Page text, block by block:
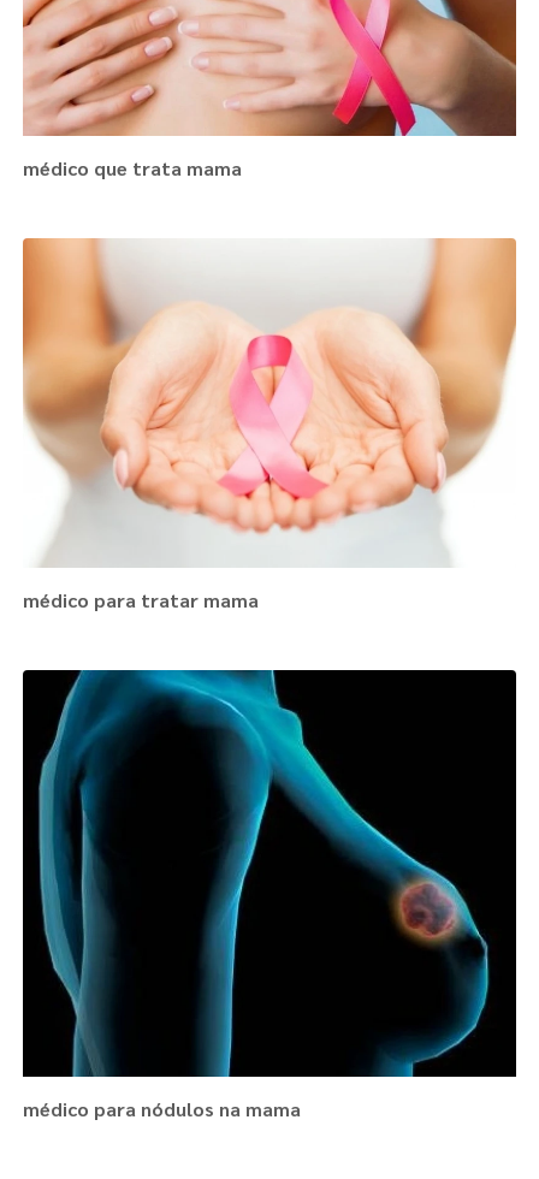
médico que trata mama
médico para tratar mama
médico para nódulos na mama